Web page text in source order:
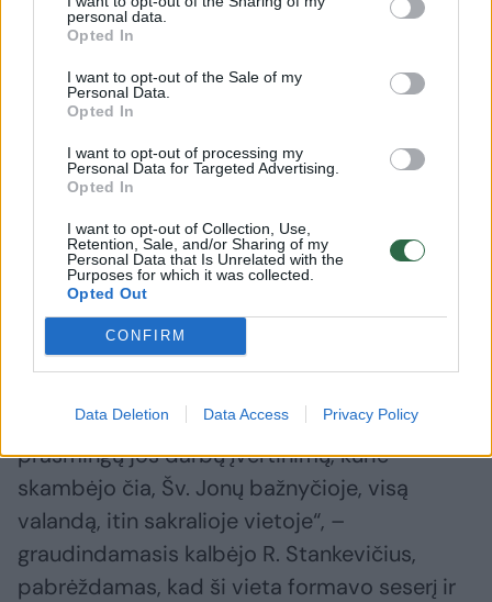
personal data.
Opted In
I want to opt-out of the Sale of my
Personal Data.
Opted In
I want to opt-out of processing my
Personal Data for Targeted Advertising.
Opted In
I want to opt-out of Collection, Use,
Retention, Sale, and/or Sharing of my
Personal Data that Is Unrelated with the
Purposes for which it was collected.
Opted Out
CONFIRM
Data Deletion Data Access Privacy Policy
Prunskiene akimirkas: amžinojo poilsio ji
„Esu paveiktas tų gražių apibūdinimų,
prasmingų jos darbų įvertinimų, kurie
skambėjo čia, Šv. Jonų bažnyčioje, visą
valandą, itin sakralioje vietoje“, –
graudindamasis kalbėjo R. Stankevičius,
pabrėždamas, kad ši vieta formavo seserį ir